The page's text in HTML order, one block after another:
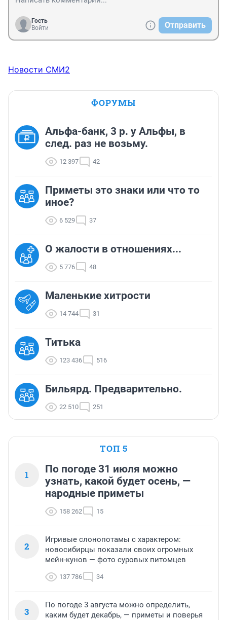
Гость
Войти
Отправить
Новости СМИ2
ФОРУМЫ
Альфа-банк, 3 р. у Альфы, в
след. раз не возьму.
12 397 42
Приметы это знаки или что то
иное?
6 529 37
О жалости в отношениях...
5 776 48
Маленькие хитрости
14 744 31
Титька
123 436 516
Бильярд. Предварительно.
22 510 251
ТОП 5
1
По погоде 31 июля можно
узнать, какой будет осень, —
народные приметы
158 262 15
2
Игривые слонопотамы с характером:
новосибирцы показали своих огромных
мейн-кунов — фото суровых питомцев
137 786 34
3
По погоде 3 августа можно определить,
каким будет декабрь, — приметы и поверья